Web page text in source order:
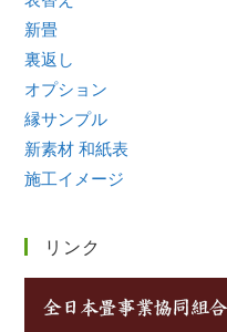
新畳
裏返し
オプション
縁サンプル
新素材 和紙表
施工イメージ
リンク